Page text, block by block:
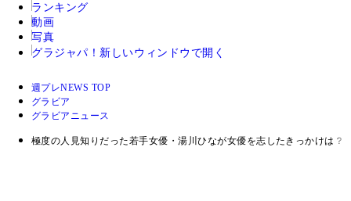
ランキング
動画
写真
グラジャパ！ 新しいウィンドウで開く
週プレNEWS TOP
グラビア
グラビアニュース
極度の人見知りだった若手女優・湯川ひなが女優を志したきっかけは